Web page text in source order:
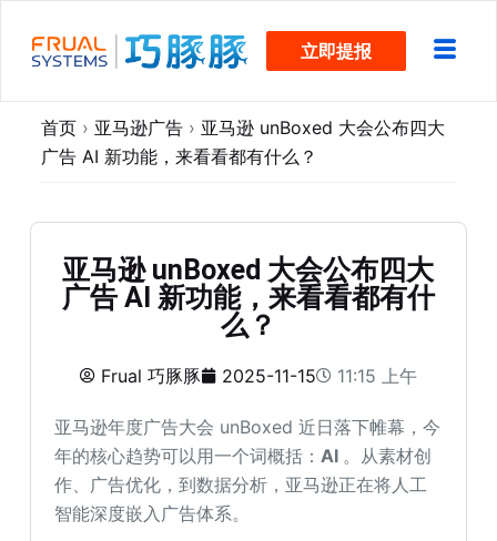
过
立即提报
首页 › 亚马逊广告 › 亚马逊 unBoxed 大会公布四大
广告 AI 新功能，来看看都有什么？
亚马逊 unBoxed 大会公布四大
广告 AI 新功能，来看看都有什
么？
Frual 巧豚豚 2025-11-15 11:15 上午
亚马逊年度广告大会 unBoxed 近日落下帷幕，今
年的核心趋势可以用一个词概括：AI 。从素材创
作、广告优化，到数据分析，亚马逊正在将人工
智能深度嵌入广告体系。